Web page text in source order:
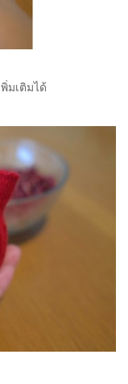
มเติมได้